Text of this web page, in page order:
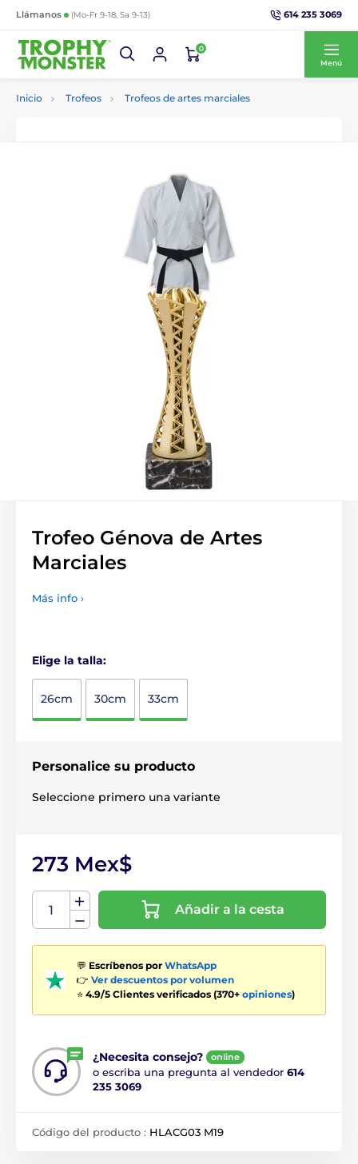
Llámanos (Mo-Fr 9-18, Sa 9-13) 614 235 3069
0
Menú
Inicio Trofeos Trofeos de artes marciales
Trofeo Génova de Artes
Marciales
Más info ›
Elige la talla:
26cm 30cm 33cm
Personalice su producto
Seleccione primero una variante
273 Mex$
Añadir a la cesta
💬 Escríbenos por WhatsApp
👉 Ver descuentos por volumen
⭐ 4.9/5 Clientes verificados (370+ opiniones)
¿Necesita consejo? online
o escriba una pregunta al vendedor 614
235 3069
Código del producto : HLACG03 M19